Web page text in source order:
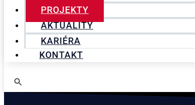
PROJEKTY
AKTUALITY
KARIÉRA
KONTAKT